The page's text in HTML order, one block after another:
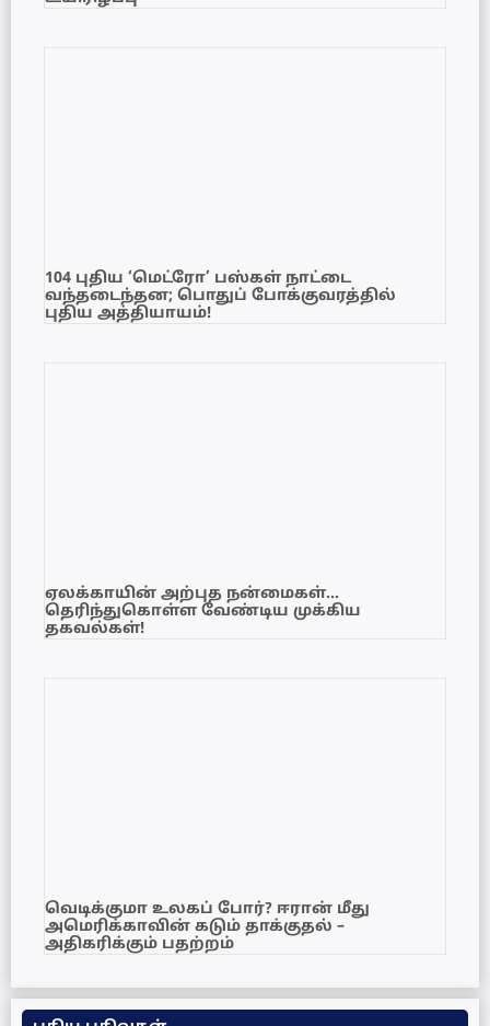
104 புதிய ‘மெட்ரோ’ பஸ்கள் நாட்டை
வந்தடைந்தன; பொதுப் போக்குவரத்தில்
புதிய அத்தியாயம்!
ஏலக்காயின் அற்புத நன்மைகள்…
தெரிந்துகொள்ள வேண்டிய முக்கிய
தகவல்கள்!
வெடிக்குமா உலகப் போர்? ஈரான் மீது
அமெரிக்காவின் கடும் தாக்குதல் –
அதிகரிக்கும் பதற்றம்